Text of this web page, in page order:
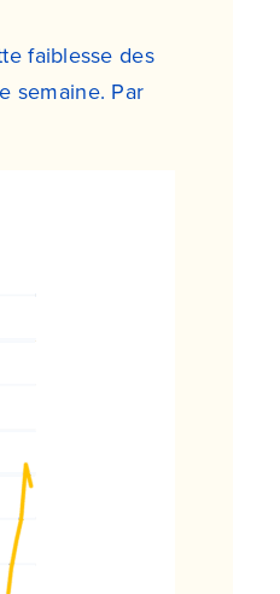
faiblesse des
semaine. Par